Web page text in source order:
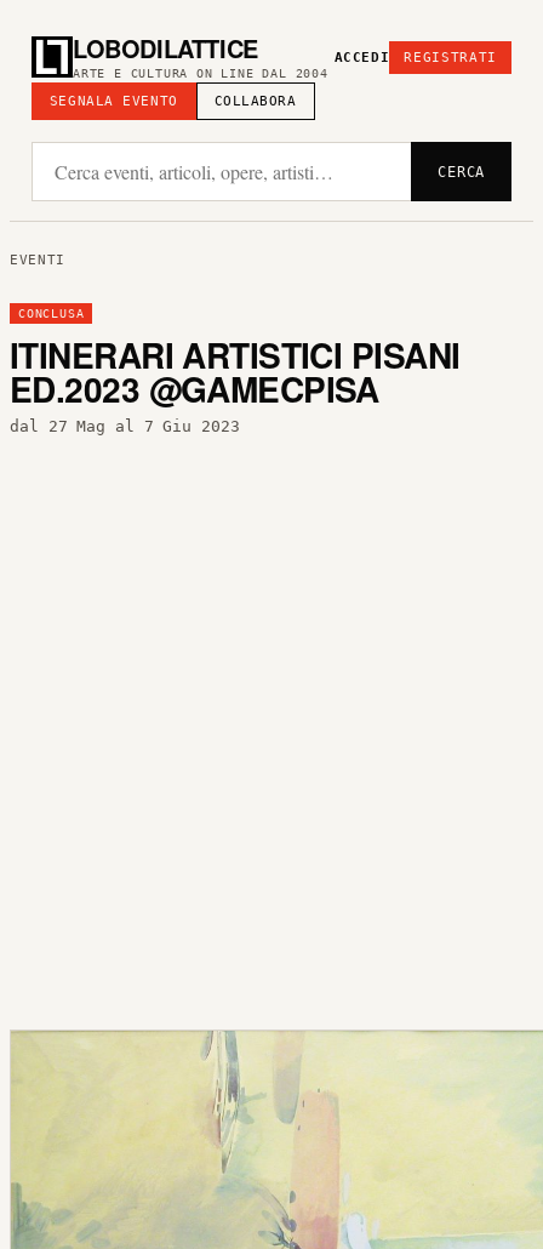
LOBODILATTICE
ARTE E CULTURA ON LINE DAL 2004
SEGNALA EVENTO COLLABORA
ACCEDI REGISTRATI
CERCA
EVENTI
CONCLUSA
ITINERARI ARTISTICI PISANI
ED.2023 @GAMECPISA
dal 27 Mag al 7 Giu 2023